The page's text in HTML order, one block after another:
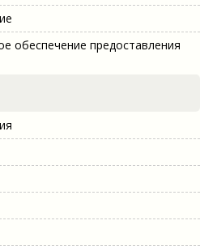
обеспечение предоставления